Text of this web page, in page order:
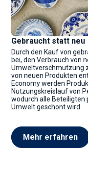
Gebraucht statt neu
Durch den Kauf von
bei, den Verbrauch von
Umweltverschmutzung
von neuen Produkten
Economy werden
Nutzungskreislauf von
wodurch alle Beteiligten
Umwelt geschont wird.
Mehr erfahren